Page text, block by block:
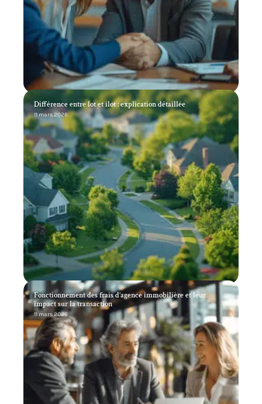
Différence entre lot et îlot : explication détaillée
11 mars 2026
Fonctionnement des frais d’agence immobilière et leur
impact sur la transaction
11 mars 2026